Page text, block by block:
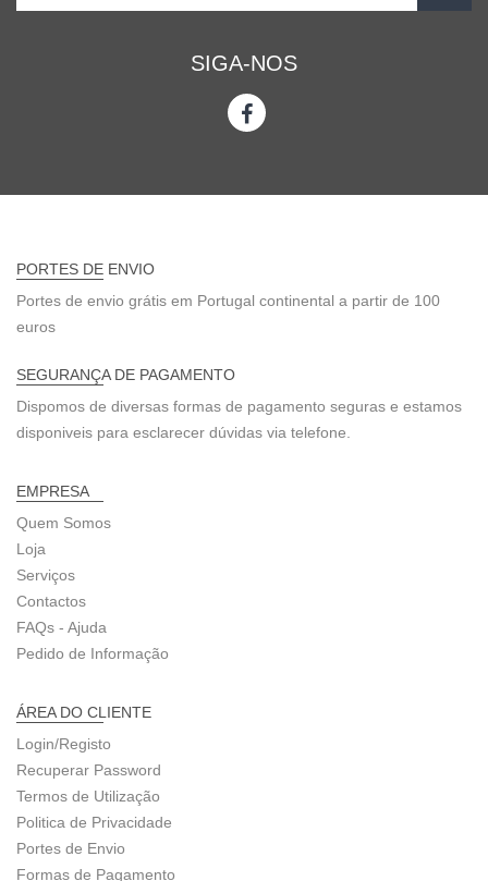
SIGA-NOS
PORTES DE ENVIO
Portes de envio grátis em Portugal continental a partir de 100
euros
SEGURANÇA DE PAGAMENTO
Dispomos de diversas formas de pagamento seguras e estamos
disponiveis para esclarecer dúvidas via telefone.
EMPRESA
Quem Somos
Loja
Serviços
Contactos
FAQs - Ajuda
Pedido de Informação
ÁREA DO CLIENTE
Login/Registo
Recuperar Password
Termos de Utilização
Politica de Privacidade
Portes de Envio
Formas de Pagamento